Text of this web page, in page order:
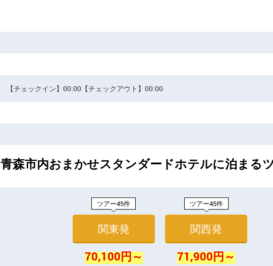
【チェックイン】00:00【チェックアウト】00:00
青森市内おまかせスタンダードホテルに泊まる
ツアー45件
関東発
70,100円～
ツアー45件
関西発
71,900円～